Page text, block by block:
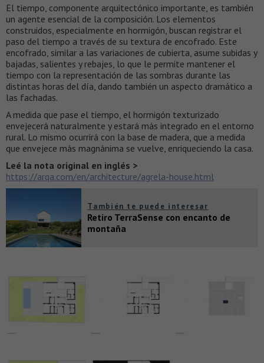
El tiempo, componente arquitectónico importante, es también
un agente esencial de la composición. Los elementos
construidos, especialmente en hormigón, buscan registrar el
paso del tiempo a través de su textura de encofrado. Este
encofrado, similar a las variaciones de cubierta, asume subidas y
bajadas, salientes y rebajes, lo que le permite mantener el
tiempo con la representación de las sombras durante las
distintas horas del día, dando también un aspecto dramático a
las fachadas.
A medida que pase el tiempo, el hormigón texturizado
envejecerá naturalmente y estará más integrado en el entorno
rural. Lo mismo ocurrirá con la base de madera, que a medida
que envejece más magnánima se vuelve, enriqueciendo la casa.
Leé la nota original en inglés >
https://arqa.com/en/architecture/agrela-house.html
También te puede interesar
Retiro TerraSense con encanto de
montaña